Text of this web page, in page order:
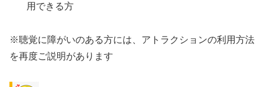
用できる方
※聴覚に障がいのある方には、アトラクションの利用方法
を再度ご説明があります